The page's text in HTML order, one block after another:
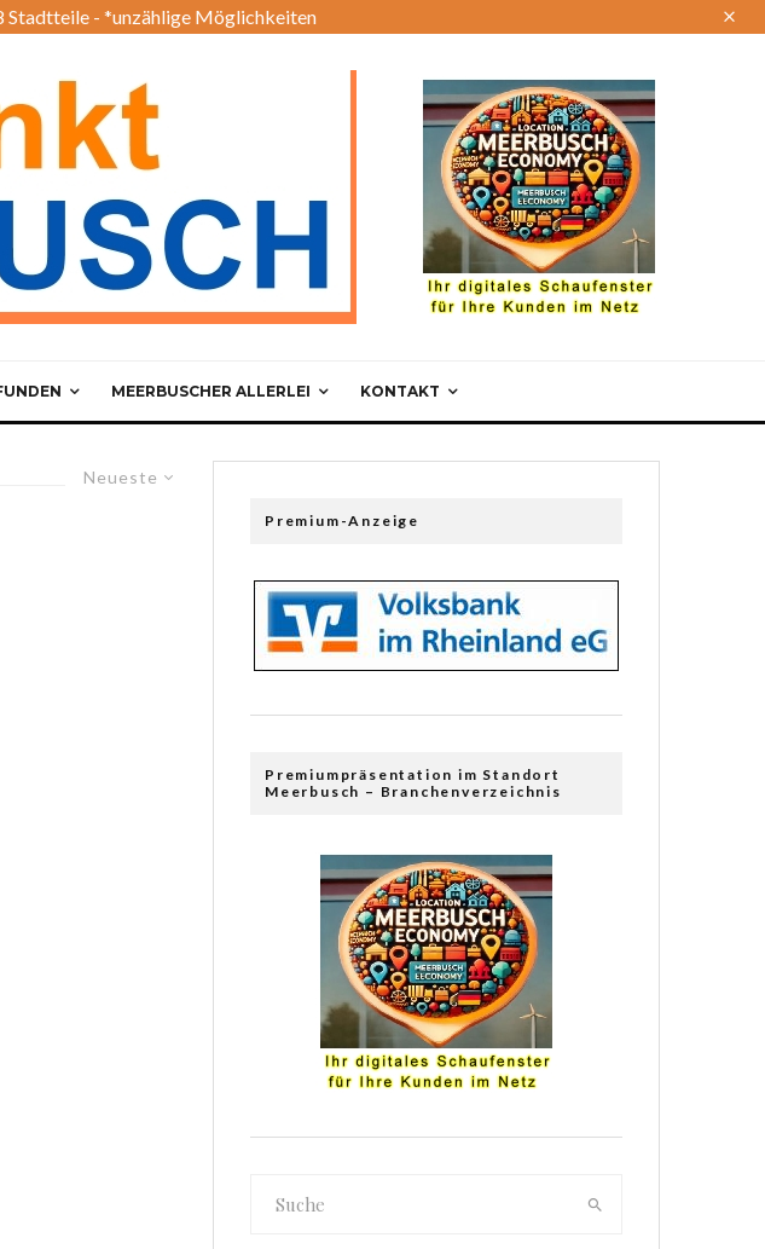
Stadtteile - *unzählige Möglichkeiten
MEERBUSCHER ALLERLEI KONTAKT
Neueste
Premium-Anzeige
Premiumpräsentation im Standort
Meerbusch – Branchenverzeichnis